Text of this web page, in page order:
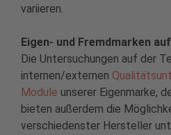
variieren.
Eigen- und Fremdmarken
Die Untersuchungen auf der
internen/externen
Module unserer Eigenmarke,
bieten außerdem die
verschiedenster Hersteller